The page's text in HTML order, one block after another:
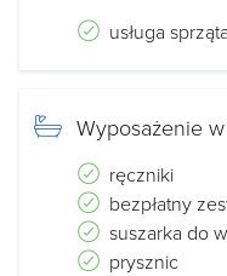
usługa
Wyposażenie
ręczniki
bezpłatny
suszarka do
prysznic